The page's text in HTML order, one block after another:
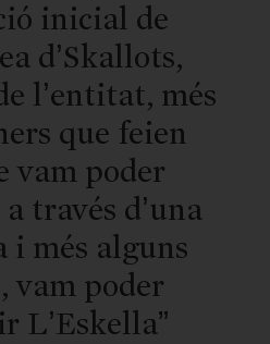
inicial de
d’Skallots,
l’entitat, més
que feien
vam poder
través d’una
i més alguns
vam poder
L’Eskella”